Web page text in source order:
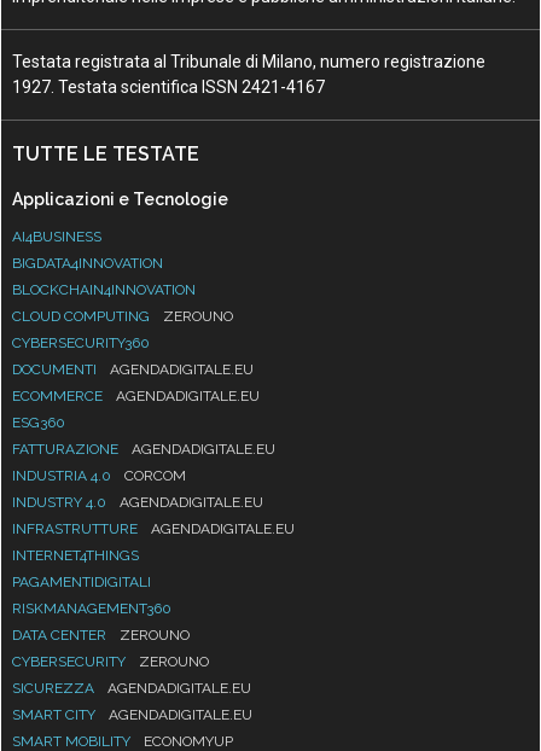
Testata registrata al Tribunale di Milano, numero registrazione
1927. Testata scientifica ISSN 2421-4167
TUTTE LE TESTATE
Applicazioni e Tecnologie
AI4BUSINESS
BIGDATA4INNOVATION
BLOCKCHAIN4INNOVATION
CLOUD COMPUTING
ZEROUNO
CYBERSECURITY360
DOCUMENTI
AGENDADIGITALE.EU
ECOMMERCE
AGENDADIGITALE.EU
ESG360
FATTURAZIONE
AGENDADIGITALE.EU
INDUSTRIA 4.0
CORCOM
INDUSTRY 4.0
AGENDADIGITALE.EU
INFRASTRUTTURE
AGENDADIGITALE.EU
INTERNET4THINGS
PAGAMENTIDIGITALI
RISKMANAGEMENT360
DATA CENTER
ZEROUNO
CYBERSECURITY
ZEROUNO
SICUREZZA
AGENDADIGITALE.EU
SMART CITY
AGENDADIGITALE.EU
SMART MOBILITY
ECONOMYUP